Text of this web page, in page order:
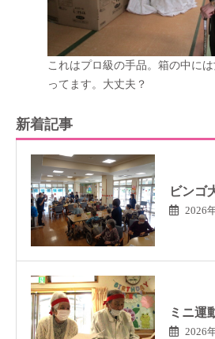
これはプロ級の手品。箱の中に
ってます。大丈夫？
新着記事
ビンゴ
2026
ミニ運
2026